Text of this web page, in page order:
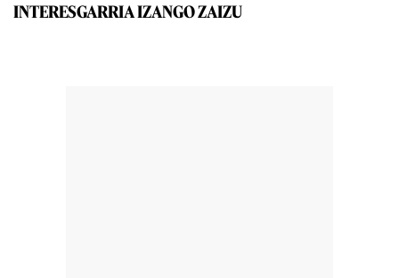
INTERESGARRIA IZANGO ZAIZU